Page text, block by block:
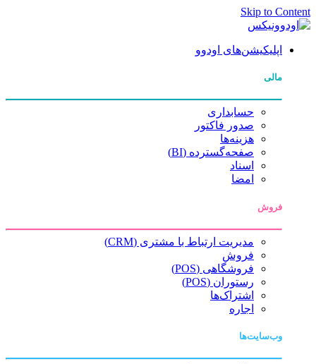
Skip to Content
اپلیکیشن‌های اودوو
مالی
حسابداری
صدور فاکتور
هزینه‌ها
صفحه‌گسترده (BI)
اسناد
امضا
فروش
مدیریت ارتباط با مشتری (CRM)
فروش
فروشگاهی (POS)
رستوران (POS)
اشتراک‌ها
اجاره
وب‌سایت‌ها